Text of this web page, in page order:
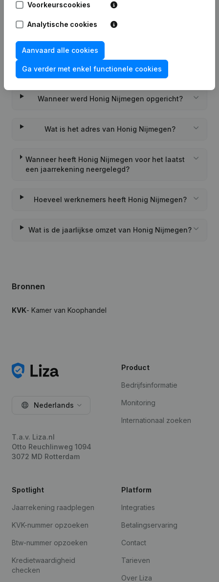
Wat is het KVK-nummer van Honig Nijmegen?
Wat is het PEPPOL ID van Honig Nijmegen?
Wanneer werd Honig Nijmegen opgericht?
Wat is het adres van Honig Nijmegen?
Wanneer heeft Honig Nijmegen voor het laatst
een jaarrekening neergelegd?
Hoeveel werknemers heeft Honig Nijmegen?
Wat is de jaarlijkse omzet van Honig Nijmegen?
Bronnen
KVK- Kamer van Koophandel
Voorkeurscookies
Analytische cookies
Aanvaard alle cookies
Ga verder met enkel functionele cookies
Nederlands
T.a.v. Liza.nl
Otto Reuchlinweg 1094
3072 MD Rotterdam
Product
Bedrijfsinformatie
Monitoring
Internationaal zoeken
Spotlight
Jaarrekening raadplegen
KVK-nummer opzoeken
Btw-nummer opzoeken
Kredietwaardigheid
checken
Platform
Integraties
Betalingservaring
Contact
Tarieven
Over Liza